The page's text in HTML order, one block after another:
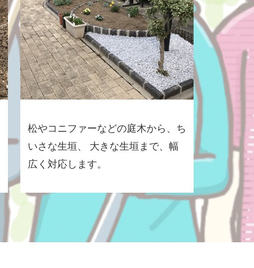
松やコニファーなどの庭木から、ち
いさな生垣、 大きな生垣まで、幅
広く対応します。